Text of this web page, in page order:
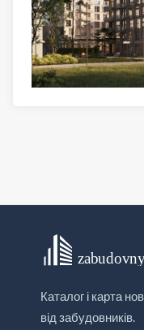
Каталог і карта
від забудовників.